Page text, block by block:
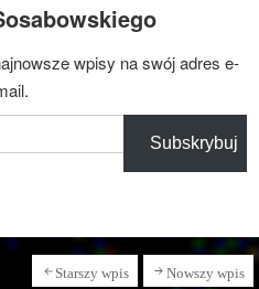
wpisy na swój adres e-
Subskrybuj
Starszy wpis Nowszy wpis